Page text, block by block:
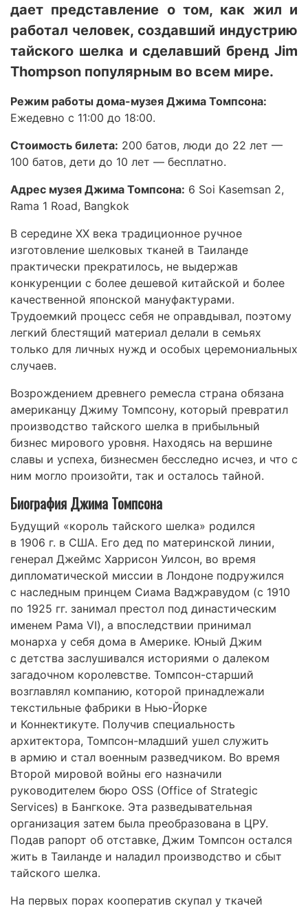
дает представление о том, как жил и
работал человек, создавший индустрию
тайского шелка и сделавший бренд Jim
Thompson популярным во всем мире.
Режим работы дома-музея Джима Томпсона:
Ежедевно с 11:00 до 18:00.
Стоимость билета: 200 батов, люди до 22 лет —
100 батов, дети до 10 лет — бесплатно.
Адрес музея Джима Томпсона: 6 Soi Kasemsan 2,
Rama 1 Road, Bangkok
В середине XX века традиционное ручное
изготовление шелковых тканей в Таиланде
практически прекратилось, не выдержав
конкуренции с более дешевой китайской и более
качественной японской мануфактурами.
Трудоемкий процесс себя не оправдывал, поэтому
легкий блестящий материал делали в семьях
только для личных нужд и особых церемониальных
случаев.
Возрождением древнего ремесла страна обязана
американцу Джиму Томпсону, который превратил
производство тайского шелка в прибыльный
бизнес мирового уровня. Находясь на вершине
славы и успеха, бизнесмен бесследно исчез, и что с
ним могло произойти, так и осталось тайной.
Биография Джима Томпсона
Будущий «король тайского шелка» родился
в 1906 г. в США. Его дед по материнской линии,
генерал Джеймс Харрисон Уилсон, во время
дипломатической миссии в Лондоне подружился
с наследным принцем Сиама Ваджравудом (с 1910
по 1925 гг. занимал престол под династическим
именем Рама VI), а впоследствии принимал
монарха у себя дома в Америке. Юный Джим
с детства заслушивался историями о далеком
загадочном королевстве. Томпсон-старший
возглавлял компанию, которой принадлежали
текстильные фабрики в Нью-Йорке
и Коннектикуте. Получив специальность
архитектора, Томпсон-младший ушел служить
в армию и стал военным разведчиком. Во время
Второй мировой войны его назначили
руководителем бюро OSS (Office of Strategic
Services) в Бангкоке. Эта разведывательная
организация затем была преобразована в ЦРУ.
Подав рапорт об отставке, Джим Томпсон остался
жить в Таиланде и наладил производство и сбыт
тайского шелка.
На первых порах кооператив скупал у ткачей